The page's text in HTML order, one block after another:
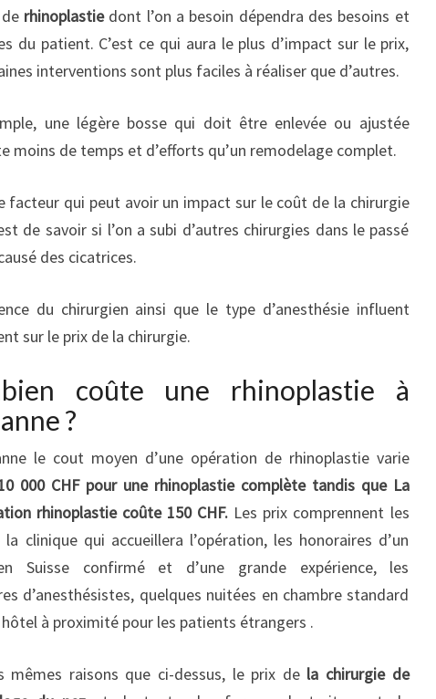
rhinoplastiedont l’on a besoin dépendra des besoins et
du patient. C’est ce qui aura le plus d’impact sur le prix,
interventions sont plus faciles à réaliser que d’autres.
une légère bosse qui doit être enlevée ou ajustée
moins de temps et d’efforts qu’un remodelage complet.
facteur qui peut avoir un impact sur le coût de la chirurgie
de savoir si l’on a subi d’autres chirurgies dans le passé
des cicatrices.
du chirurgien ainsi que le type d’anesthésie influent
sur le prix de la chirurgie.
coûte une rhinoplastie à
?
le cout moyen d’une opération de rhinoplastie varie
000 CHF pour une rhinoplastie complète tandis que La
rhinoplastie coûte 150 CHF. Les prix comprennent les
clinique qui accueillera l’opération, les honoraires d’un
Suisse confirmé et d’une grande expérience, les
d’anesthésistes, quelques nuitées en chambre standard
hôtel à proximité pour les patients étrangers .
mêmes raisons que ci-dessus, le prix de la chirurgie de